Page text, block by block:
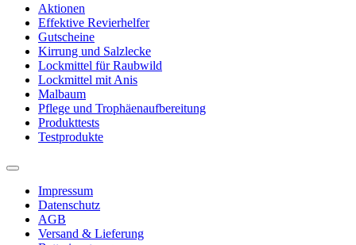
Aktionen
Effektive Revierhelfer
Gutscheine
Kirrung und Salzlecke
Lockmittel für Raubwild
Lockmittel mit Anis
Malbaum
Pflege und Trophäenaufbereitung
Produkttests
Testprodukte
Impressum
Datenschutz
AGB
Versand & Lieferung